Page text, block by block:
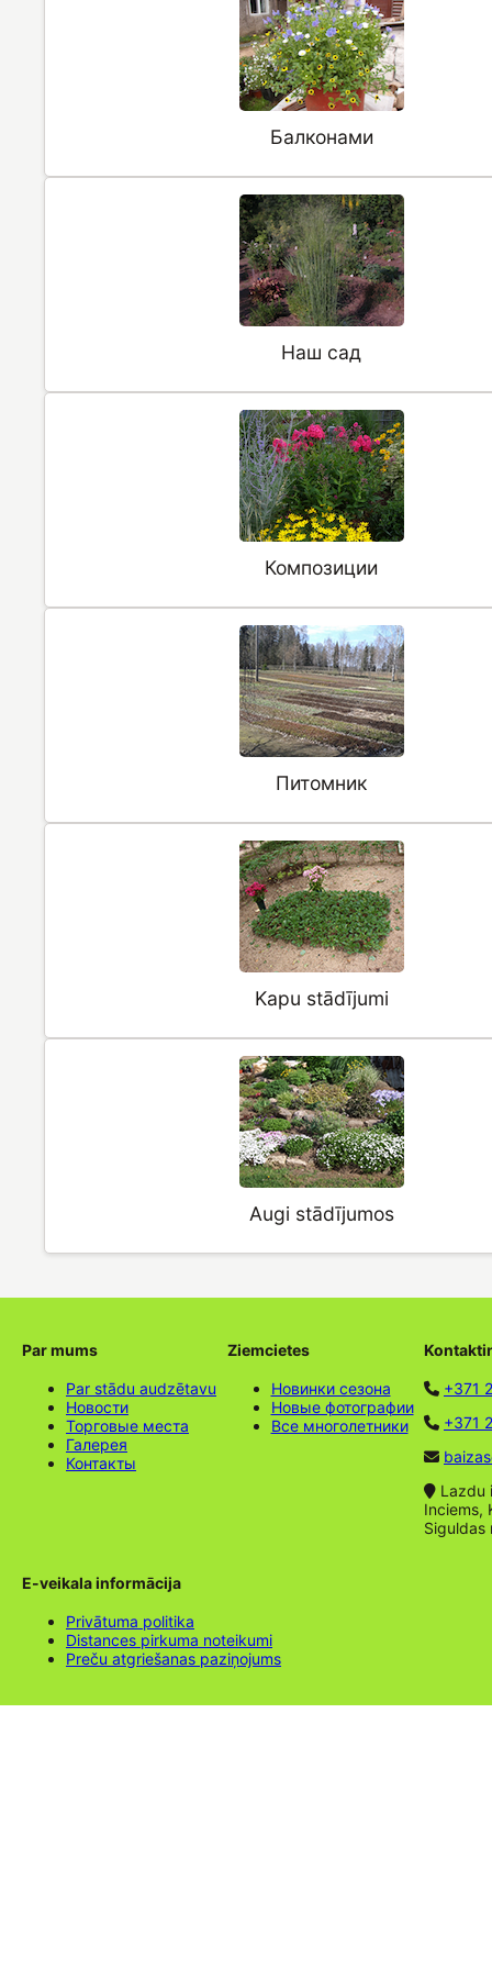
Балконами
Наш сад
Композиции
Питомник
Kapu stādījumi
Augi stādījumos
Par mums
Par stādu audzētavu
Новости
Торговые места
Галерея
Контакты
Ziemcietes
Новинки сезона
Новые фотографии
Все многолетники
+371
+371
Lazdu
Inciems,
Siguldas
E-veikala informācija
Privātuma politika
Distances pirkuma noteikumi
Preču atgriešanas paziņojums